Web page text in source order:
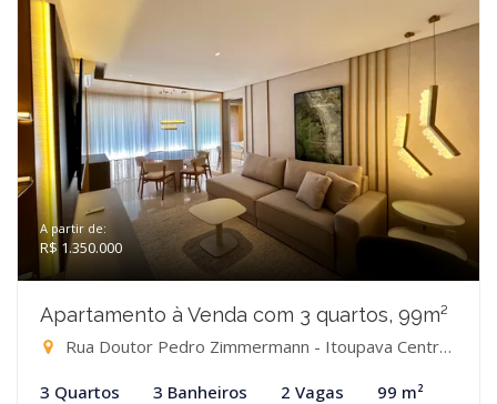
A partir de:
R$ 1.350.000
Apartamento à Venda com 3 quartos, 99m²
Rua Doutor Pedro Zimmermann - Itoupava Central, Blumenau-SC
3 Quartos 3 Banheiros 2 Vagas 99 m²